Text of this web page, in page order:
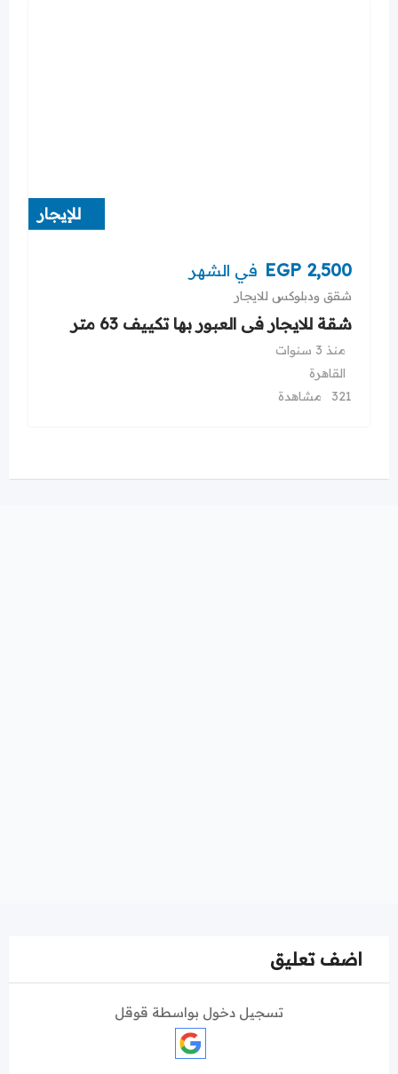
للإيجار
EGP 2,500 في الشهر
شقق ودبلوكس للايجار
شقة للايجار فى العبور بها تكييف 63 متر
منذ 3 سنوات
القاهرة
321 مشاهدة
اضف تعليق
تسجيل دخول بواسطة قوقل